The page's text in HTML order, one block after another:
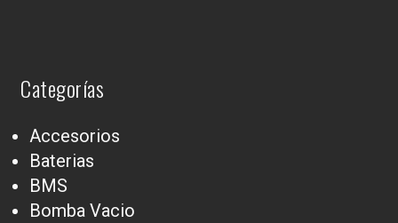
Categorías
Accesorios
Baterias
BMS
Bomba Vacio